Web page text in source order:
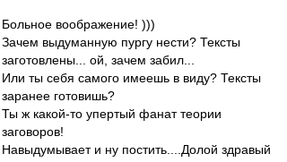
Больное воображение! )))
Зачем выдуманную пургу нести? Тексты
заготовлены... ой, зачем забил...
Или ты себя самого имеешь в виду? Тексты
заранее готовишь?
Ты ж какой-то упертый фанат теории
заговоров!
Навыдумывает и ну постить....Долой здравый